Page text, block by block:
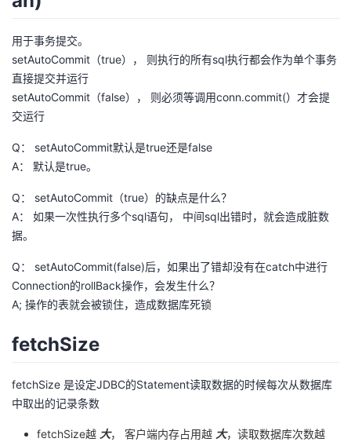
页
开
发
者
我
客
论
坛
的
圈
子
我
的
直
播
我
的
活
我
的
我
用于事务提交。
setAutoCommit（true）， 则执行的所有sql执行都会作为单个事务
直接提交并运行
setAutoCommit（false）， 则必须等调用conn.commit(）才会提
交运行
Q： setAutoCommit默认是true还是false
A： 默认是true。
Q： setAutoCommit（true）的缺点是什么？
A： 如果一次性执行多个sql语句， 中间sql出错时，就会造成脏数
据。
Q： setAutoCommit(false)后，如果出了错却没有在catch中进行
Connection的rollBack操作，会发生什么？
A; 操作的表就会被锁住，造成数据库死锁
fetchSize
fetchSize 是设定JDBC的Statement读取数据的时候每次从数据库
中取出的记录条数
fetchSize越 大， 客户端内存占用越 大，读取数据库次数越